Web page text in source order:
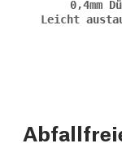
0,4mm
Leicht